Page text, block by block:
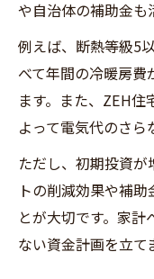
や自治体の補助金も
例えば、断熱等級5
べて年間の冷暖房費
ます。また、ZEH
よって電気代のさら
ただし、初期投資
トの削減効果や補
とが大切です。家
ない資金計画を立て